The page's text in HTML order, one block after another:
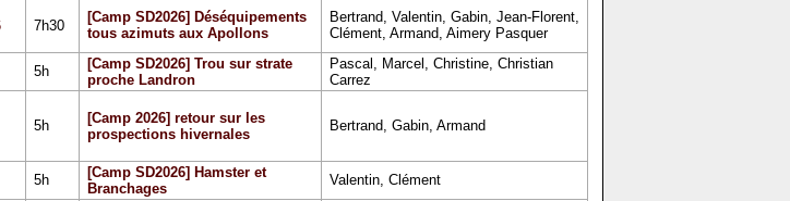
7h30
[Camp SD2026] Déséquipements
tous azimuts aux Apollons
Bertrand, Valentin, Gabin, Jean-Florent,
Clément, Armand, Aimery Pasquer
5h
[Camp SD2026] Trou sur strate
proche Landron
Pascal, Marcel, Christine, Christian
Carrez
5h
[Camp 2026] retour sur les
prospections hivernales
Bertrand, Gabin, Armand
5h
[Camp SD2026] Hamster et
Branchages
Valentin, Clément